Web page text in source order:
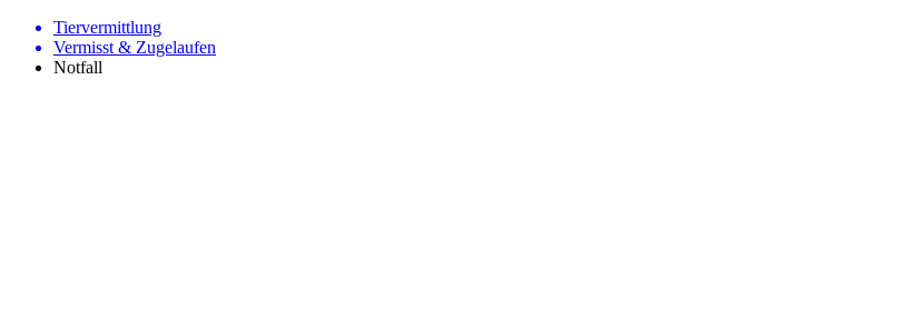
Tiervermittlung
Vermisst & Zugelaufen
Notfall